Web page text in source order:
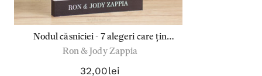
Nodul căsniciei - 7 alegeri care țin
cuplurile împreună
Ron & Jody Zappia
32,00lei